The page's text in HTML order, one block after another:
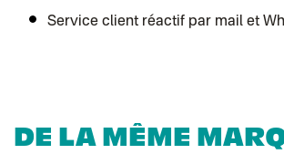
Service client réactif par mail et
DE LA MÊME